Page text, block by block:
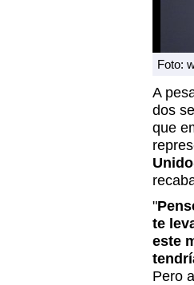
Foto:
A
dos
que
Unido
"
te
este
Pero